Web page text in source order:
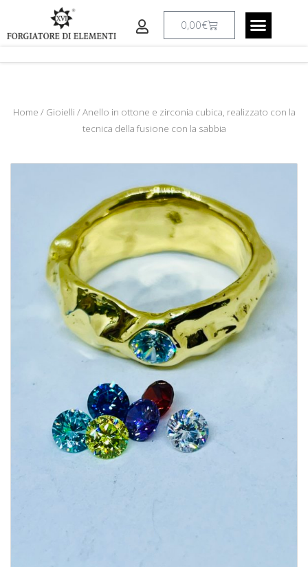
contenuto
0,00€Carrello
Home / Gioielli / Anello in ottone e zirconia cubica, realizzato con la
tecnica della fusione con la sabbia